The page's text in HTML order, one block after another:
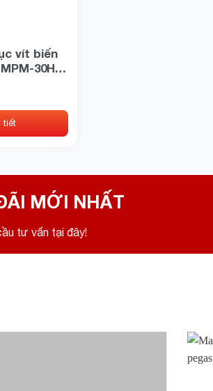
vít biến
30HP
tiết
MỚI NHẤT
tư vấn tại đây!